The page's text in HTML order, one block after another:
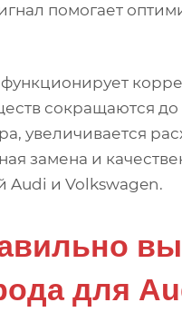
помогает
сокращаются
увеличивается
замена и
Audi и Volkswagen.
для